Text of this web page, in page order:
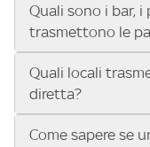
Quali sono i bar, i
trasmettono le
Se cerchi un bar,
vedere le partite di
UEFA Champions
Conference League,
Quali locali
diretta?
Vuoi sapere quali
Come sapere se